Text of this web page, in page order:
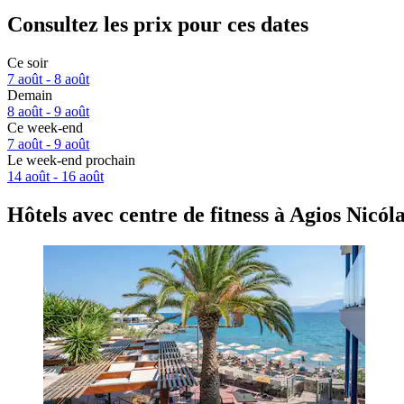
Consultez les prix pour ces dates
Ce soir
7 août - 8 août
Demain
8 août - 9 août
Ce week-end
7 août - 9 août
Le week-end prochain
14 août - 16 août
Hôtels avec centre de fitness à Agios